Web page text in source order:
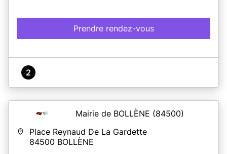
Prendre rendez-vous
2
Mairie de BOLLÈNE (84500)
Place Reynaud De La Gardette
84500 BOLLÈNE